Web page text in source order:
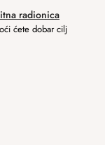
radionica
ćete dobar cilj